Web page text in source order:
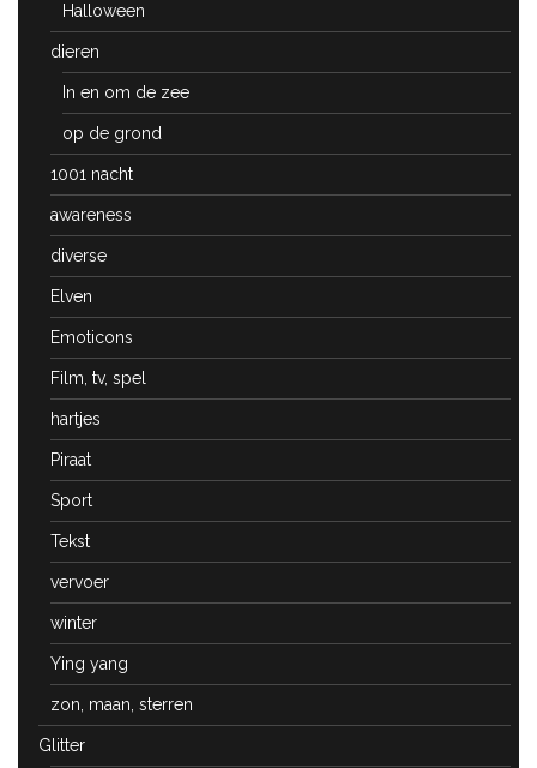
Halloween
dieren
In en om de zee
op de grond
1001 nacht
awareness
diverse
Elven
Emoticons
Film, tv, spel
hartjes
Piraat
Sport
Tekst
vervoer
winter
Ying yang
zon, maan, sterren
Glitter